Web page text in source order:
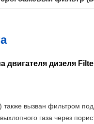
дизеля
вызван фильтром
газа через